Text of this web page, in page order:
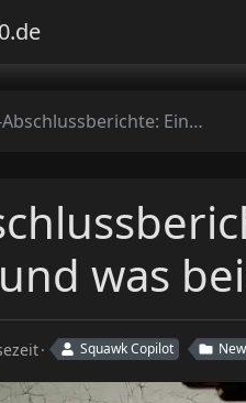
Ein Jet bei Rendsburg, ein UL in Wesel – und was beide GA-Piloten angehen
was
Squawk Copilot